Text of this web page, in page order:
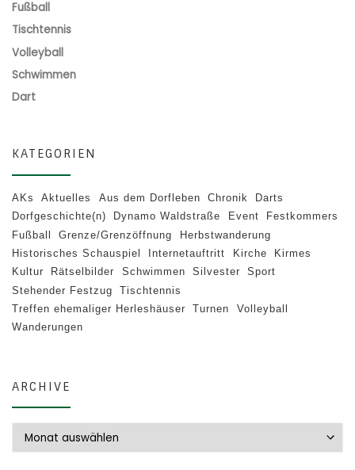
Fußball
Tischtennis
Volleyball
Schwimmen
Dart
KATEGORIEN
AKs Aktuelles Aus dem Dorfleben Chronik
Darts
Dorfgeschichte(n)
Dynamo Waldstraße Event
Festkommers
Fußball
Grenze/Grenzöffnung
Herbstwanderung
Historisches Schauspiel
Internetauftritt Kirche
Kirmes
Kultur
Rätselbilder Schwimmen Silvester
Sport
Stehender Festzug
Tischtennis
Treffen ehemaliger Herleshäuser
Turnen
Volleyball
Wanderungen
ARCHIVE